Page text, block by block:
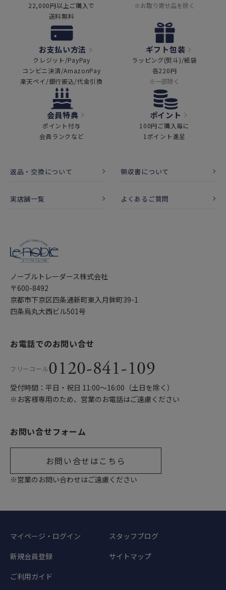
22,000円以上ご購入で
送料無料
※お取り寄せ品を除く
お支払い方法
クレジット/PayPay
コンビニ決済/AmazonPay
楽天ペイ/銀行振込/代金引換
ギフト包装
ラッピング(熨斗)/紙袋
各220円
※一部除く
会員特典
ポイント付与
会員ランクなど
ポイント
100円ご購入毎に
1ポイント進呈
返品・交換について 領収書について
実店舗一覧 よくあるご質問
ノーブルトレーダース株式会社
〒600-8492
京都市下京区四条通新町東入月鉾町39-1
四条烏丸大西ビル501号
お電話でのお問い合せ
フリーコール0120-841-109
受付時間：平日・祝日 11:00〜16:00（土日を除く）
※お客様専用のため、営業のお電話はご遠慮ください
お問い合せフォーム
お問い合せはこちら
※営業のお問い合わせはご遠慮ください
マイページ・ログイン
新規会員登録
ご利用ガイド
スタッフブログ
サイトマップ